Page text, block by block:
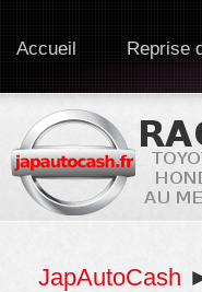
Accueil Reprise
JapAutoCash